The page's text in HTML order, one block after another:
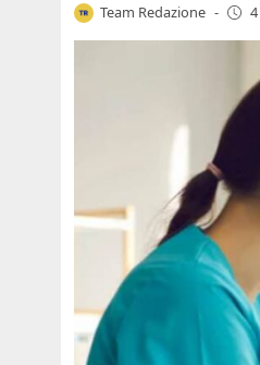
Team Redazione -